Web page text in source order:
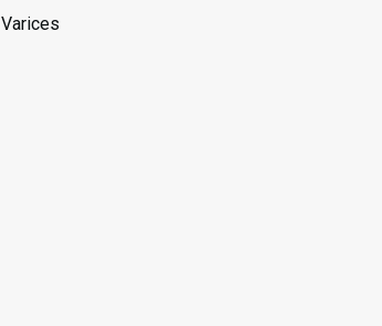
Varices